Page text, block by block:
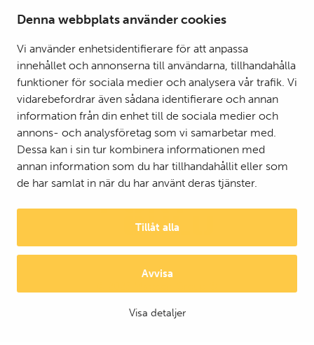
Denna webbplats använder cookies
Vi använder enhetsidentifierare för att anpassa
innehållet och annonserna till användarna, tillhandahålla
funktioner för sociala medier och analysera vår trafik. Vi
vidarebefordrar även sådana identifierare och annan
information från din enhet till de sociala medier och
annons- och analysföretag som vi samarbetar med.
Dessa kan i sin tur kombinera informationen med
annan information som du har tillhandahållit eller som
de har samlat in när du har använt deras tjänster.
Tillåt alla
Avvisa
Visa detaljer